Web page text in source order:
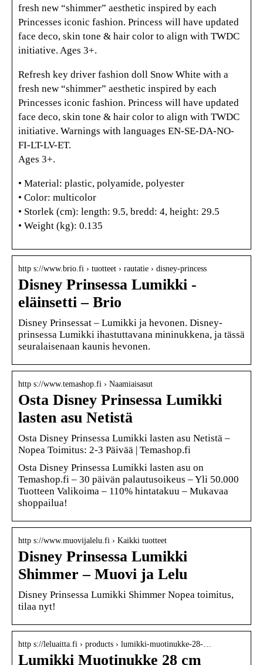
fresh new “shimmer” aesthetic inspired by each
Princesses iconic fashion. Princess will have updated
face deco, skin tone & hair color to align with TWDC
initiative. Ages 3+.
Refresh key driver fashion doll Snow White with a
fresh new “shimmer” aesthetic inspired by each
Princesses iconic fashion. Princess will have updated
face deco, skin tone & hair color to align with TWDC
initiative. Warnings with languages EN-SE-DA-NO-
FI-LT-LV-ET.
Ages 3+.
• Material: plastic, polyamide, polyester
• Color: multicolor
• Storlek (cm): length: 9.5, bredd: 4, height: 29.5
• Weight (kg): 0.135
http s://www.brio.fi › tuotteet › rautatie › disney-princess
Disney Prinsessa Lumikki -
eläinsetti – Brio
Disney Prinsessat – Lumikki ja hevonen. Disney-
prinsessa Lumikki ihastuttavana mininukkena, ja tässä
seuralaisenaan kaunis hevonen.
http s://www.temashop.fi › Naamiaisasut
Osta Disney Prinsessa Lumikki
lasten asu Netistä
Osta Disney Prinsessa Lumikki lasten asu Netistä –
Nopea Toimitus: 2-3 Päivää | Temashop.fi
Osta Disney Prinsessa Lumikki lasten asu on
Temashop.fi – 30 päivän palautusoikeus – Yli 50.000
Tuotteen Valikoima – 110% hintatakuu – Mukavaa
shoppailua!
http s://www.muovijalelu.fi › Kaikki tuotteet
Disney Prinsessa Lumikki
Shimmer – Muovi ja Lelu
Disney Prinsessa Lumikki Shimmer Nopea toimitus,
tilaa nyt!
http s://leluaitta.fi › products › lumikki-muotinukke-28-…
Lumikki Muotinukke 28 cm